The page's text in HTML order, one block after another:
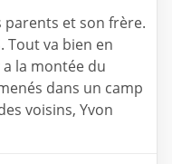
parents et son frère.
Tout va bien en
la montée du
dans un camp
voisins, Yvon